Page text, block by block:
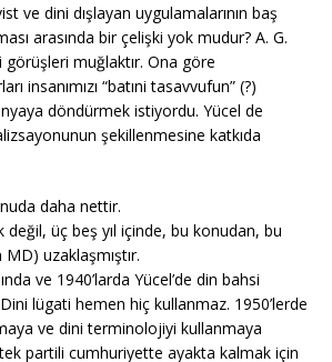
ve dini dışlayan uygulamalarının baş
arasında bir çelişki yok mudur? A. G.
görüşleri muğlaktır. Ona göre
insanımızı “batıni tasavvufun” (?)
döndürmek istiyordu. Yücel de
şekillenmesine katkıda
daha nettir.
değil, üç beş yıl içinde, bu konudan, bu
uzaklaşmıştır.
ve 1940’larda Yücel’de din bahsi
lügati hemen hiç kullanmaz. 1950’lerde
ve dini terminolojiyi kullanmaya
partili cumhuriyette ayakta kalmak için